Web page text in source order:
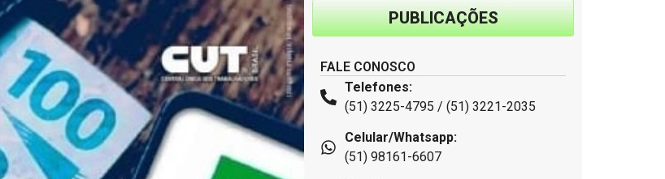
PUBLICAÇÕES
FALE CONOSCO
Telefones:
(51) 3225-4795 / (51) 3221-2035
Celular/Whatsapp:
(51) 98161-6607